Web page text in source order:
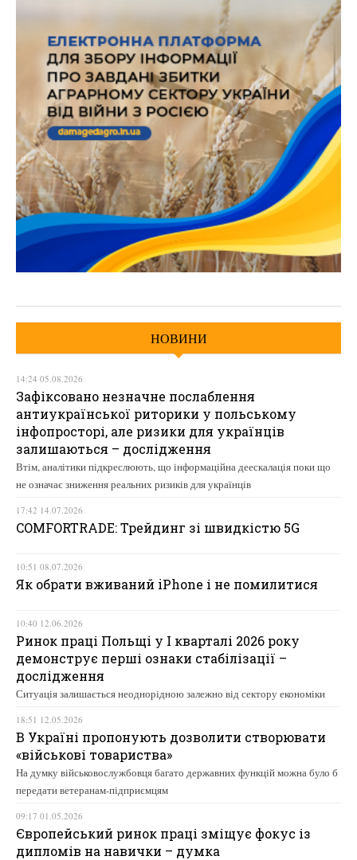
НОВИНИ
14:24 05.08.2026
Зафіксовано незначне послаблення
антиукраїнської риторики у польському
інфопросторі, але ризики для українців
залишаються – дослідження
Втім, аналітики підкреслюють, що інформаційна деескалація поки що
не означає зниження реальних ризиків для українців
17:42 14.07.2026
COMFORTRADE: Трейдинг зі швидкістю 5G
10:51 08.07.2026
Як обрати вживаний iPhone і не помилитися
10:40 12.06.2026
Ринок праці Польщі у І кварталі 2026 року
демонструє перші ознаки стабілізації –
дослідження
Ситуація залишається неоднорідною залежно від сектору економіки
18:51 12.05.2026
В Україні пропонують дозволити створювати
«військові товариства»
На думку військовослужбовця багато державних функцій можна було б
передати ветеранам-підприємцям
09:17 01.05.2026
Європейський ринок праці зміщує фокус із
дипломів на навички – думка